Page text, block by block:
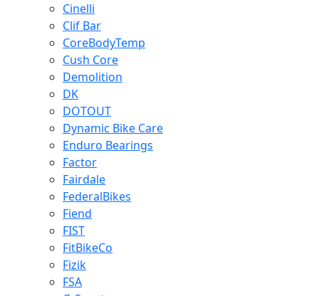
Cinelli
Clif Bar
CoreBodyTemp
Cush Core
Demolition
DK
DOTOUT
Dynamic Bike Care
Enduro Bearings
Factor
Fairdale
FederalBikes
Fiend
FIST
FitBikeCo
Fizik
FSA